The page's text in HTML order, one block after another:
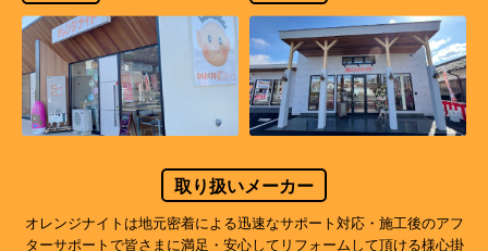
取り扱いメーカー
オレンジナイトは地元密着による迅速なサポート対応・施工後のアフ
ターサポートで皆さまに満足・安心してリフォームして頂ける様心掛